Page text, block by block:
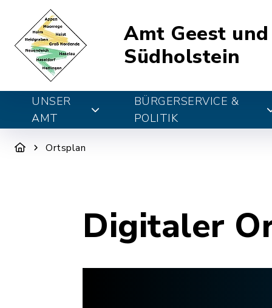
Amt Geest
Südholstein
UNSER
AMT
BÜRGERSERVICE &
POLITIK
Ortsplan
Digitaler